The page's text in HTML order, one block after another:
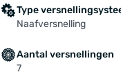
Type
Naafversnelling
Aantal versnellingen
7